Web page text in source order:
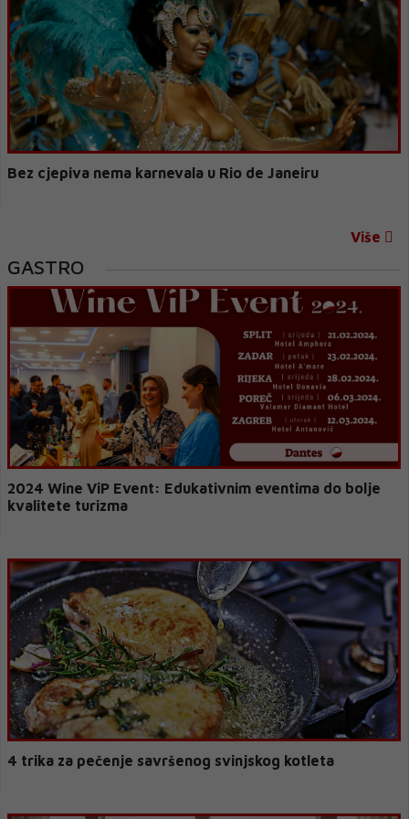
Bez cjepiva nema karnevala u Rio de Janeiru
Više
GASTRO
2024 Wine ViP Event: Edukativnim eventima do bolje
kvalitete turizma
4 trika za pečenje savršenog svinjskog kotleta